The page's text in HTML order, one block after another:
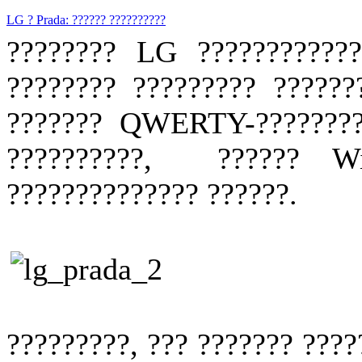
LG ? Prada: ?????? ??????????
???????? LG
???????? ?????????
??????? QWERTY-
??????????, ??????
?????????????? ??????.
?????????, ??? ???????